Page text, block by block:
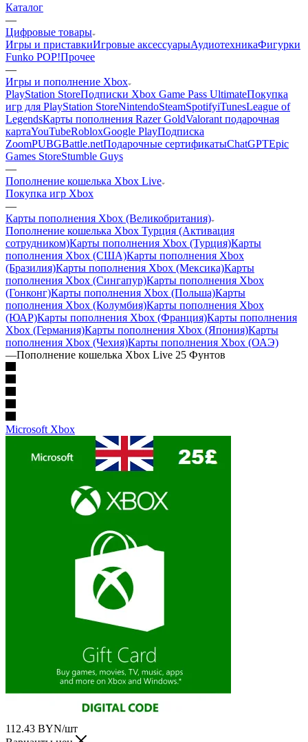
Каталог
—
Цифровые товары
Игры и приставкиИгровые аксессуарыАудиотехникаФигурки
Funko POP!Прочее
—
Игры и пополнение Xbox
PlayStation StoreПодписки Xbox Game Pass UltimateПокупка
игр для PlayStation StoreNintendoSteamSpotifyiTunesLeague of
LegendsКарты пополнения Razer GoldValorant подарочная
картаYouTubeRobloxGoogle PlayПодписка
ZoomPUBGBattle.netПодарочные сертификатыChatGPTEpic
Games StoreStumble Guys
—
Пополнение кошелька Xbox Live
Покупка игр Xbox
—
Карты пополнения Xbox (Великобритания)
Пополнение кошелька Xbox Турция (Активация
сотрудником)Карты пополнения Xbox (Турция)Карты
пополнения Xbox (США)Карты пополнения Xbox
(Бразилия)Карты пополнения Xbox (Мексика)Карты
пополнения Xbox (Сингапур)Карты пополнения Xbox
(Гонконг)Карты пополнения Xbox (Польша)Карты
пополнения Xbox (Колумбия)Карты пополнения Xbox
(ЮАР)Карты пополнения Xbox (Франция)Карты пополнения
Xbox (Германия)Карты пополнения Xbox (Япония)Карты
пополнения Xbox (Чехия)Карты пополнения Xbox (ОАЭ)
—Пополнение кошелька Xbox Live 25 Фунтов
Microsoft Xbox
112.43 BYN/шт